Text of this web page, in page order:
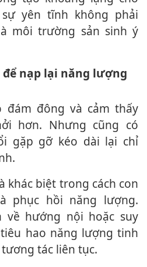
yên tĩnh không phải
môi trường sản sinh ý
để nạp lại năng lượng
hơn. Nhưng cũng có
gặp gỡ kéo dài lại chỉ
phục hồi năng lượng.
về hướng nội hoặc suy
hao năng lượng tinh
tác liên tục.